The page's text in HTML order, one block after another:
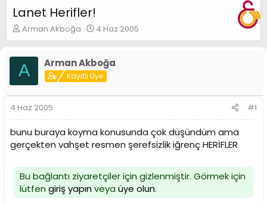
Lanet Herifler!
K
o
u
y
B
a
ş
a
t
n
Arman Akboğa
B
a
l
a
n
g
a
r
h
i
4 Haz 2005
A Arman Akboğa
Kayıtlı Üye
4 Haz 2005 #1
bunu buraya koyma konusunda çok düşündüm ama
gerçekten vahşet resmen şerefsizlik iğrenç HERİFLER
Bu bağlantı ziyaretçiler için gizlenmiştir. Görmek için
lütfen giriş yapınveya üye olun.